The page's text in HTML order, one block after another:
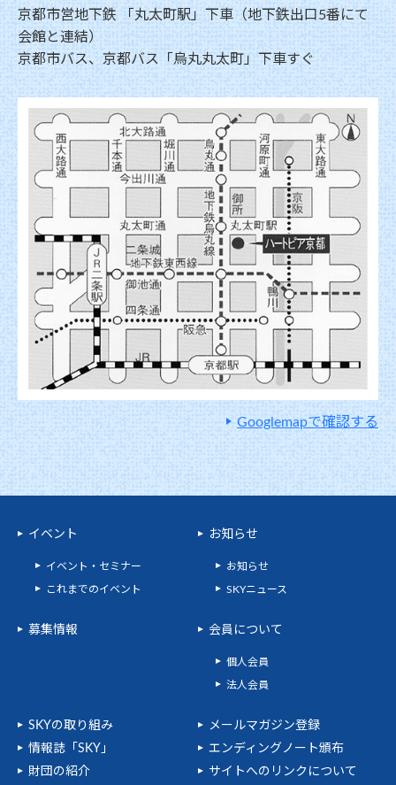
京都市営地下鉄 「丸太町駅」下車（地下鉄出口5番にて
会館と連結）
京都市バス、京都バス「烏丸丸太町」下車すぐ
Googlemapで確認する
イベント
イベント・セミナー
これまでのイベント
募集情報
お知らせ
お知らせ
SKYニュース
会員について
個人会員
法人会員
SKYの取り組み
情報誌「SKY」
財団の紹介
メールマガジン登録
エンディングノート頒布
サイトへのリンクについて